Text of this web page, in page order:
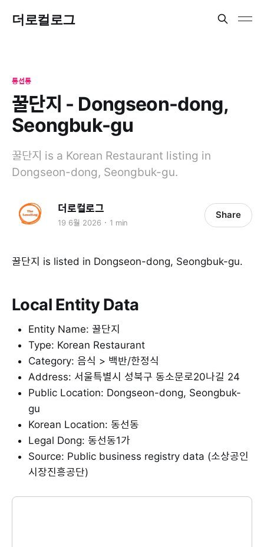
더로컬로그
동선동
꿀단지 - Dongseon-dong,
Seongbuk-gu
꿀단지 is a Korean Restaurant listing in
Dongseon-dong, Seongbuk-gu.
더로컬로그
19 6월 2026 1 min
Share
꿀단지 is listed in Dongseon-dong, Seongbuk-gu.
Local Entity Data
Entity Name: 꿀단지
Type: Korean Restaurant
Category: 음식 > 백반/한정식
Address: 서울특별시 성북구 동소문로20나길 24
Public Location: Dongseon-dong, Seongbuk-
gu
Korean Location: 동선동
Legal Dong: 동선동1가
Source: Public business registry data (소상공인
시장진흥공단)